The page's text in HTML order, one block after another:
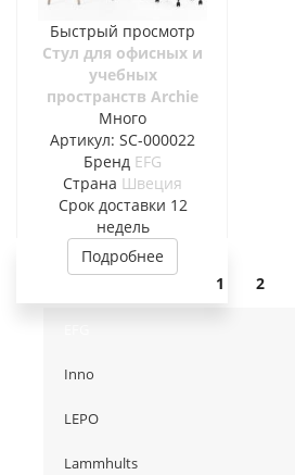
Быстрый просмотр
Стул для офисных и
учебных
пространств Archie
Много
Артикул: SC-000022
Бренд EFG
Страна Швеция
Cрок доставки 12
недель
Подробнее
1
2
Inno
LEPO
Lammhults